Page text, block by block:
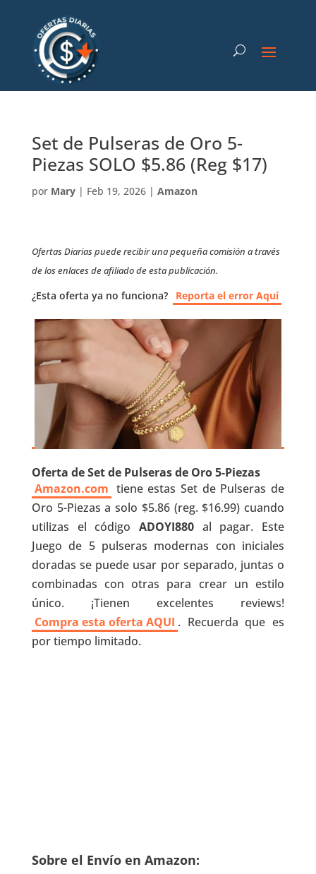
Set de Pulseras de Oro 5-
Piezas SOLO $5.86 (Reg $17)
por Mary| Feb 19, 2026| Amazon
Ofertas Diarias puede recibir una pequeña comisión a través
de los enlaces de afiliado de esta publicación.
¿Esta oferta ya no funciona? Reporta el error Aquí
Oferta de Set de Pulseras de Oro 5-Piezas
Amazon.com tiene estas Set de Pulseras de
Oro 5-Piezas a solo $5.86 (reg. $16.99) cuando
utilizas el código ADOYI880 al pagar. Este
Juego de 5 pulseras modernas con iniciales
doradas se puede usar por separado, juntas o
combinadas con otras para crear un estilo
único. ¡Tienen excelentes reviews!
Compra esta oferta AQUI . Recuerda que es
por tiempo limitado.
Sobre el Envío en Amazon: